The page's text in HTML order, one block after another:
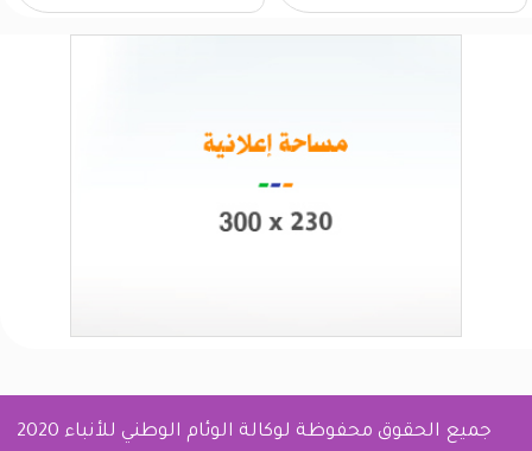
جميع الحقوق محفوظة لوكالة الوئام الوطني للأنباء 2020